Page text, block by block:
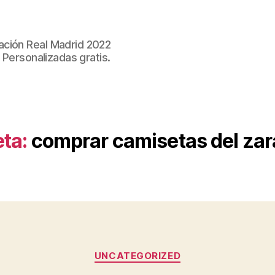
Real Madrid 2022
gratis.
comprar camisetas del
Categorías
UNCATEGORIZED